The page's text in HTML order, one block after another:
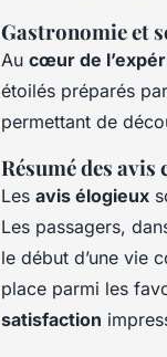
Gastronomie et
Au cœur de
étoilés préparés
permettant de
Résumé des avis
Les avis élogieux
Les passagers,
le début d’une vie
place parmi les
satisfaction